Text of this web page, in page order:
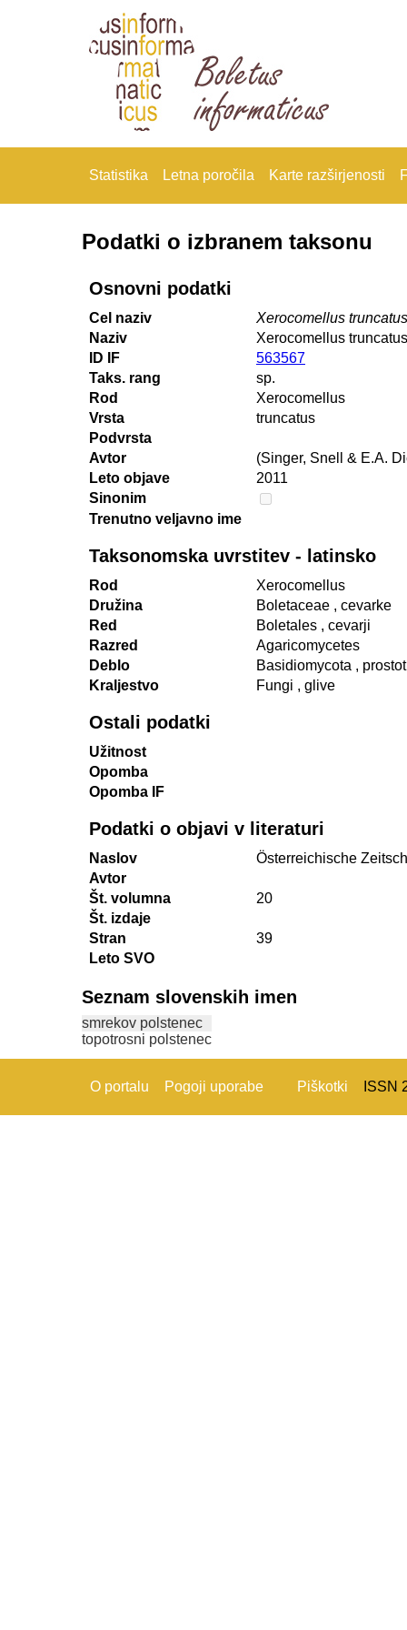
Statistika Letna poročila Karte razširjenosti
Podatki o izbranem taksonu
Osnovni podatki
Cel naziv
Xerocomellus truncatus
Naziv
Xerocomellus truncatus
ID IF
563567
Taks. rang
sp.
Rod
Xerocomellus
Vrsta
truncatus
Podvrsta
Avtor
(Singer, Snell & E.A.
Leto objave
2011
Sinonim
Trenutno veljavno ime
Taksonomska uvrstitev - latinsko
Rod
Xerocomellus
Družina
Boletaceae , cevarke
Red
Boletales , cevarji
Razred
Agaricomycetes
Deblo
Basidiomycota ,
Kraljestvo
Fungi , glive
Ostali podatki
Užitnost
Opomba
Opomba IF
Podatki o objavi v literaturi
Naslov
Österreichische
Avtor
Št. volumna
20
Št. izdaje
Stran
39
Leto SVO
Seznam slovenskih imen
smrekov polstenec
topotrosni polstenec
O portalu Pogoji uporabe Piškotki ISSN